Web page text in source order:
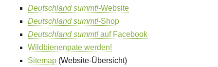
Deutschland summt!-Website
Deutschland summt!-Shop
Deutschland summt!auf Facebook
Wildbienenpate werden!
Sitemap (Website-Übersicht)